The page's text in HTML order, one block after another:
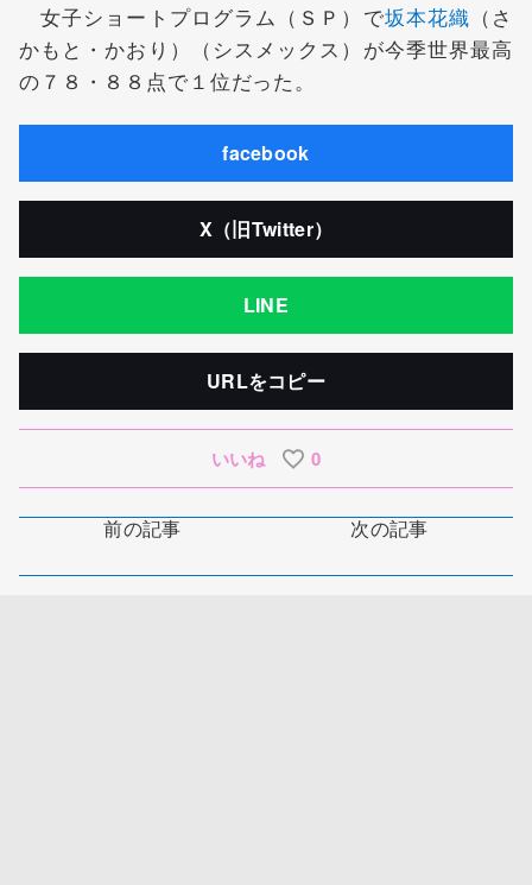
女子ショートプログラム（ＳＰ）で坂本花織 （さ
かもと・かおり）（シスメックス）が今季世界最高
の７８・８８点で１位だった。
facebook
X（旧Twitter）
LINE
URLをコピー
いいね 0
前の記事 次の記事